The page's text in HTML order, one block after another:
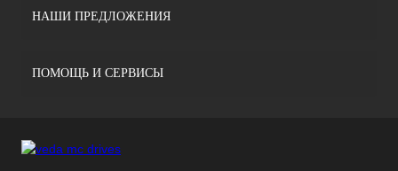
НАШИ ПРЕДЛОЖЕНИЯ
ПОМОЩЬ И СЕРВИСЫ